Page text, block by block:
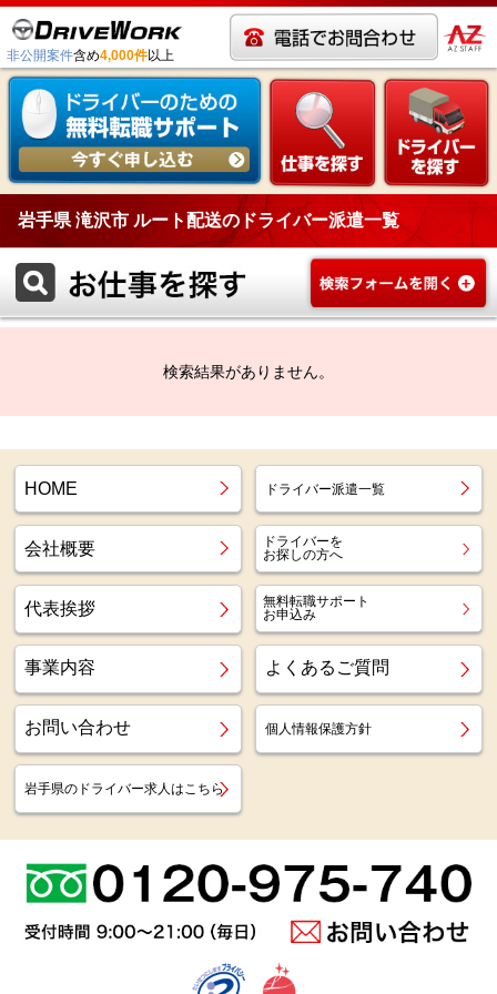
非公開案件含め4,000件以上
岩手県 滝沢市 ルート配送のドライバー派遣一覧
検索結果がありません。
HOME ドライバー派遣一覧
会社概要
ドライバーを
お探しの方へ
代表挨拶
無料転職サポート
お申込み
事業内容 よくあるご質問
お問い合わせ 個人情報保護方針
岩手県のドライバー求人はこちら